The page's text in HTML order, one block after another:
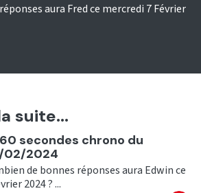
aura Fred ce mercredi 7 Février
suite...
secondes chrono du
02/2024
de bonnes réponses aura Edwin ce
2024 ? ...